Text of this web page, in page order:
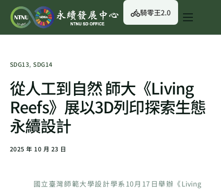
關於我們
永續資訊
校園綠生活
English
騎零王2.0
SDG13,SDG14
從人工到自然 師大《Living
Reefs》展以3D列印探索生態
永續設計
2025 年 10 月 23 日
國立臺灣師範大學設計學系10月17日舉辦《Living